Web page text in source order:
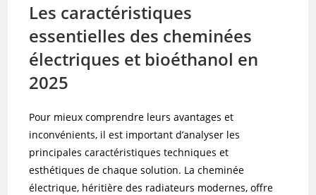
Les caractéristiques
essentielles des cheminées
électriques et bioéthanol en
2025
Pour mieux comprendre leurs avantages et
inconvénients, il est important d’analyser les
principales caractéristiques techniques et
esthétiques de chaque solution. La cheminée
électrique, héritière des radiateurs modernes, offre